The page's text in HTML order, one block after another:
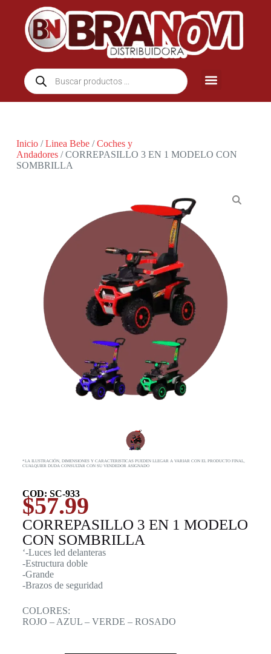
Inicio/Linea Bebe/Coches y
Andadores/ CORREPASILLO 3 EN 1 MODELO CON
SOMBRILLA
*LA ILUSTRACIÓN, DIMENSIONES Y CARACTERISTICAS PUEDEN LLEGAR A VARIAR CON EL PRODUCTO FINAL,
CUALQUIER DUDA CONSULTAR CON SU VENDEDOR ASIGNADO
COD: SC-933
$57.99
CORREPASILLO 3 EN 1 MODELO
CON SOMBRILLA
‘-Luces led delanteras
-Estructura doble
-Grande
-Brazos de seguridad
COLORES:
ROJO – AZUL – VERDE – ROSADO